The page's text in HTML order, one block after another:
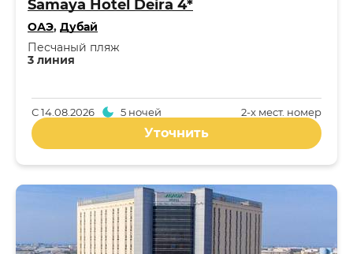
Samaya Hotel Deira 4*
ОАЭ, Дубай
3 линия
Песчаный пляж
2-x мест. номер
С14.08.2026 5 ночей
Уточнить